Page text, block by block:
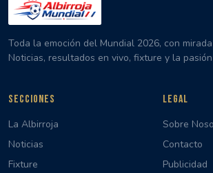
Toda la emoción del Mundial 2026, con
Noticias, resultados en vivo, fixture y la
SECCIONES
La Albirroja
Noticias
Fixture
LEGAL
Sobre
Contacto
Publicidad